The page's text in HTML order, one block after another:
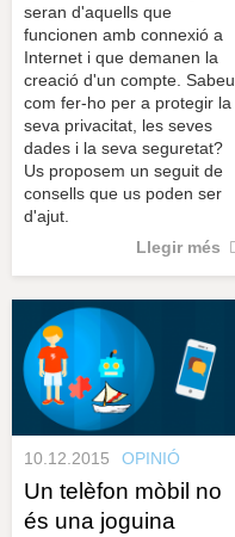
seran d'aquells que
funcionen amb connexió a
Internet i que demanen la
creació d'un compte. Sabeu
com fer-ho per a protegir la
seva privacitat, les seves
dades i la seva seguretat?
Us proposem un seguit de
consells que us poden ser
d'ajut.
Llegir més
10.12.2015 OPINIÓ
Un telèfon mòbil no
és una joguina